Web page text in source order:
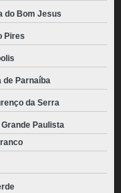
do Bom Jesus
Pires
de Parnaíba
da Serra
Paulista